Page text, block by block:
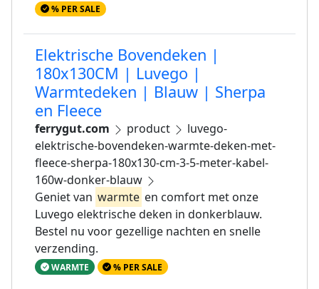
% PER SALE
Elektrische Bovendeken |
180x130CM | Luvego |
Warmtedeken | Blauw | Sherpa
en Fleece
ferrygut.com product
luvego-
elektrische-bovendeken-warmte-deken-met-
fleece-sherpa-180x130-cm-3-5-meter-kabel-
160w-donker-blauw
Geniet van warmte en comfort met onze
Luvego elektrische deken in donkerblauw.
Bestel nu voor gezellige nachten en snelle
verzending.
WARMTE % PER SALE